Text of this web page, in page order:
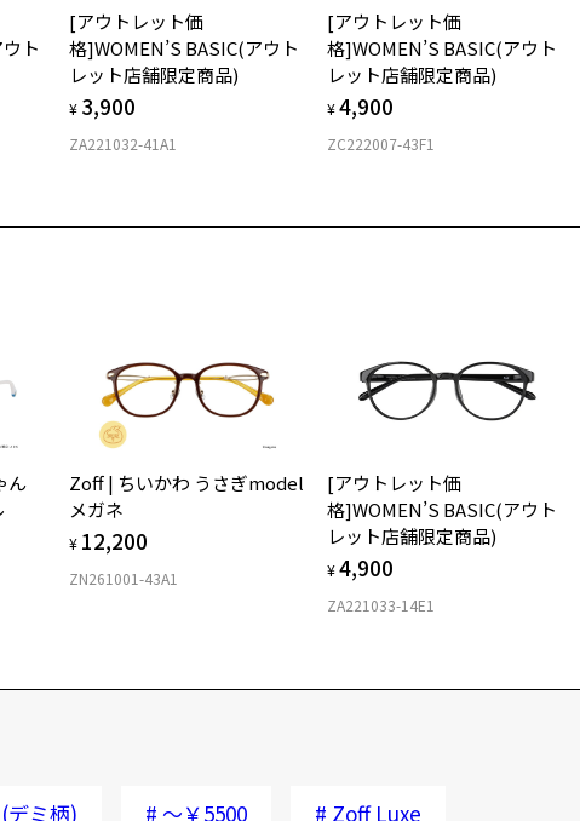
ト
[アウトレット価
格]WOMEN’S BASIC(アウト
レット店舗限定商品)
¥ 3,900
ZA221032-41A1
[アウトレット価
格]WOMEN’S BASIC(アウト
レット店舗限定商品)
¥4,900
ZC222007-43F1
ん
Zoff | ちいかわ うさぎmodel
メガネ
¥ 12,200
ZN261001-43A1
[アウトレット価
格]WOMEN’S BASIC(アウト
レット店舗限定商品)
¥4,900
ZA221033-14E1
デミ柄) # ～￥5500 # Zoff Luxe